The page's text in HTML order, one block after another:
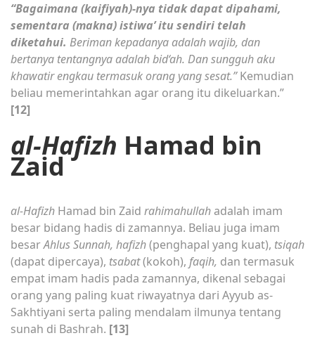
“Bagaimana (kaifiyah)-nya tidak dapat dipahami,
sementara (makna) istiwa’ itu sendiri telah
diketahui. Beriman kepadanya adalah wajib, dan
bertanya tentangnya adalah bid‘ah. Dan sungguh aku
khawatir engkau termasuk orang yang sesat.”Kemudian
beliau memerintahkan agar orang itu dikeluarkan.”
[12]
al-Hafizh Hamad bin
Zaid
al-Hafizh Hamad bin Zaid rahimahullahadalah imam
besar bidang hadis di zamannya. Beliau juga imam
besarAhlus Sunnah, hafizh(penghapal yang kuat), tsiqah
(dapat dipercaya), tsabat(kokoh), faqih, dan termasuk
empat imam hadis pada zamannya, dikenal sebagai
orang yang paling kuat riwayatnya dari Ayyub as-
Sakhtiyani serta paling mendalam ilmunya tentang
sunah di Bashrah. [13]